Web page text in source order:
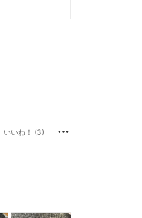
いいね！ (3)